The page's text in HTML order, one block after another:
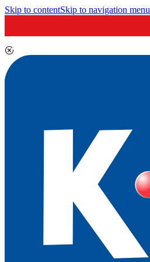
Skip to contentSkip to navigation menu